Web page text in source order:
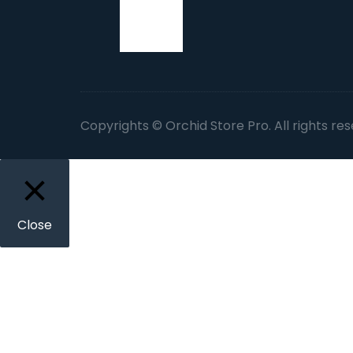
Copyrights © Orchid Store Pro. All rights
Close